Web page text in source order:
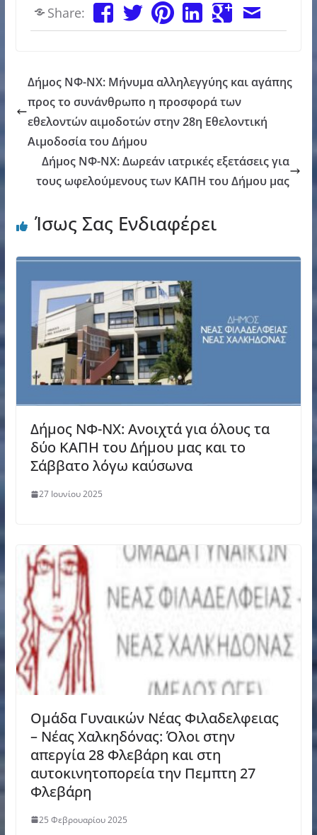
Share:
Δήμος ΝΦ-ΝΧ: Μήνυμα αλληλεγγύης και αγάπης
προς το συνάνθρωπο η προσφορά των
εθελοντών αιμοδοτών στην 28η Εθελοντική
Αιμοδοσία του Δήμου
Δήμος ΝΦ-ΝΧ: Δωρεάν ιατρικές εξετάσεις για
τους ωφελούμενους των ΚΑΠΗ του Δήμου μας
Ίσως Σας Ενδιαφέρει
Δήμος ΝΦ-ΝΧ: Ανοιχτά για όλους τα
δύο ΚΑΠΗ του Δήμου μας και το
Σάββατο λόγω καύσωνα
27 Ιουνίου 2025
Ομάδα Γυναικών Νέας Φιλαδελφειας
– Νέας Χαλκηδόνας: Όλοι στην
απεργία 28 Φλεβάρη και στη
αυτοκινητοπορεία την Πεμπτη 27
Φλεβάρη
25 Φεβρουαρίου 2025